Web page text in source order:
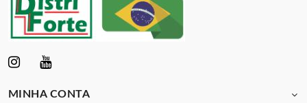
MINHA CONTA